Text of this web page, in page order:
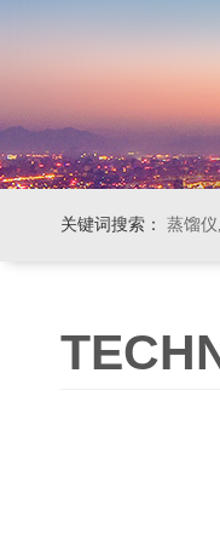
关键词搜索： 蒸馏